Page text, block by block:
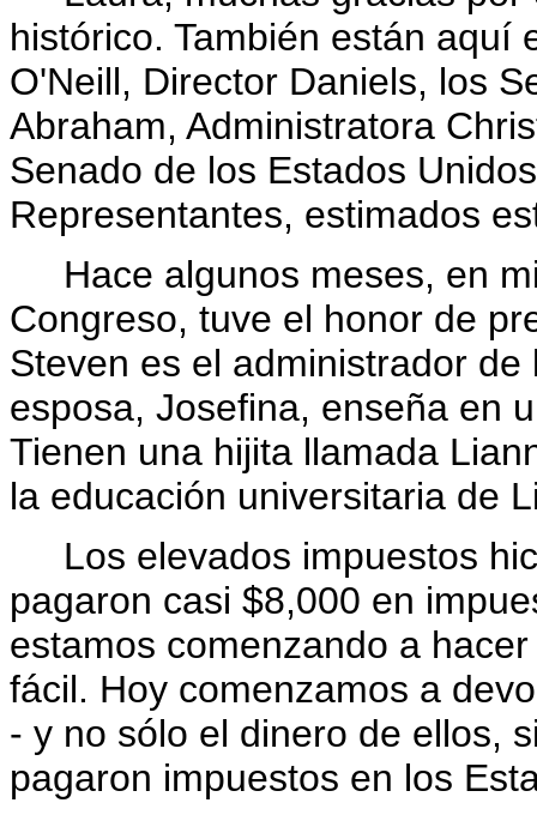
histórico. También están aquí
O'Neill, Director Daniels, los
Abraham, Administratora
Senado de los Estados
Representantes, estimados
Hace algunos meses, en
Congreso, tuve el honor de
Steven es el administrador
esposa, Josefina, enseña en
Tienen una hijita llamada
la educación universitaria de
Los elevados impuestos
pagaron casi $8,000 en
estamos comenzando a
fácil. Hoy comenzamos a
- y no sólo el dinero de ellos,
pagaron impuestos en los